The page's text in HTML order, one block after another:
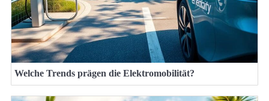
Welche Trends prägen die Elektromobilität?